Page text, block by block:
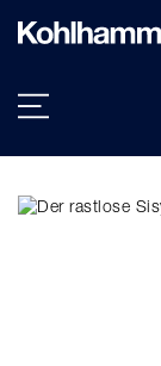
springen